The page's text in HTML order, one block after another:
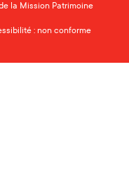
la Mission Patrimoine
: non conforme